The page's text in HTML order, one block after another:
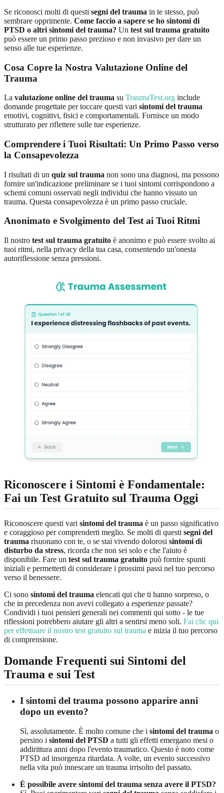
Se riconosci molti di questi segni del trauma in te stesso, può
sembrare opprimente. Come faccio a sapere se ho sintomi di
PTSD o altri sintomi del trauma? Un test sul trauma gratuito
può essere un primo passo prezioso e non invasivo per dare un
senso alle tue esperienze.
Cosa Copre la Nostra Valutazione Online del
Trauma
La valutazione online del trauma su TraumaTest.org include
domande progettate per toccare questi vari sintomi del trauma
emotivi, cognitivi, fisici e comportamentali. Fornisce un modo
strutturato per riflettere sulle tue esperienze.
Comprendere i Tuoi Risultati: Un Primo Passo verso
la Consapevolezza
I risultati di un quiz sul trauma non sono una diagnosi, ma possono
fornire un'indicazione preliminare se i tuoi sintomi corrispondono a
schemi comuni osservati negli individui che hanno vissuto un
trauma. Questa consapevolezza è un primo passo cruciale.
Anonimato e Svolgimento del Test ai Tuoi Ritmi
Il nostro test sul trauma gratuito è anonimo e può essere svolto ai
tuoi ritmi, nella privacy della tua casa, consentendo un'onesta
autoriflessione senza pressioni.
Riconoscere i Sintomi è Fondamentale:
Fai un Test Gratuito sul Trauma Oggi
Riconoscere questi vari sintomi del trauma è un passo significativo
e coraggioso per comprenderti meglio. Se molti di questi segni del
trauma risuonano con te, o se stai vivendo dolorosi sintomi di
disturbo da stress, ricorda che non sei solo e che l'aiuto è
disponibile. Fare un test sul trauma gratuito può fornire spunti
iniziali e permetterti di considerare i prossimi passi nel tuo percorso
verso il benessere.
Ci sono sintomi del trauma elencati qui che ti hanno sorpreso, o
che in precedenza non avevi collegato a esperienze passate?
Condividi i tuoi pensieri generali nei commenti qui sotto - le tue
riflessioni potrebbero aiutare gli altri a sentirsi meno soli. Fai clic qui
per effettuare il nostro test gratuito sul trauma e inizia il tuo percorso
di comprensione.
Domande Frequenti sui Sintomi del
Trauma e sui Test
I sintomi del trauma possono apparire anni
dopo un evento?
Sì, assolutamente. È molto comune che i sintomi del trauma o
persino i sintomi del PTSD a tutti gli effetti emergano mesi o
addirittura anni dopo l'evento traumatico. Questo è noto come
PTSD ad insorgenza ritardata. A volte, un evento successivo
nella vita può innescare un trauma irrisolto del passato.
È possibile avere sintomi del trauma senza avere il PTSD?